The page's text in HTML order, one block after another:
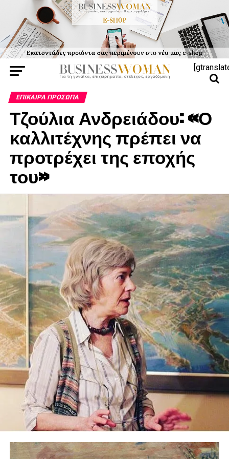
ΕΠΊΚΑΙΡΑ ΠΡΌΣΩΠΑ
Τζούλια Ανδρειάδου: «Ο
καλλιτέχνης πρέπει να
προτρέχει της εποχής
του»